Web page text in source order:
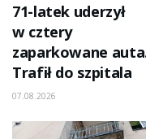
71-latek uderzył
w cztery
zaparkowane
Trafił do szpitala
07.08.2026